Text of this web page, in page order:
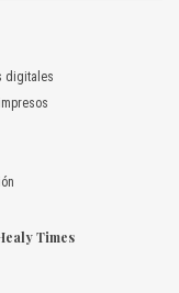
digitales
Times